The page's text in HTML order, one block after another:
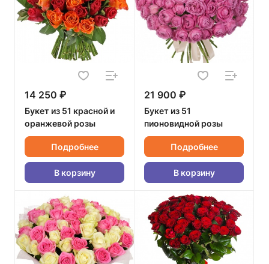
14 250 ₽
Букет из 51 красной и
оранжевой розы
Подробнее
В корзину
21 900 ₽
Букет из 51
пионовидной розы
Подробнее
В корзину